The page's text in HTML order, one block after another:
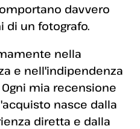
davvero
di un fotografo.
nella
e nell'indipendenza
mia recensione
nasce dalla
diretta e dalla